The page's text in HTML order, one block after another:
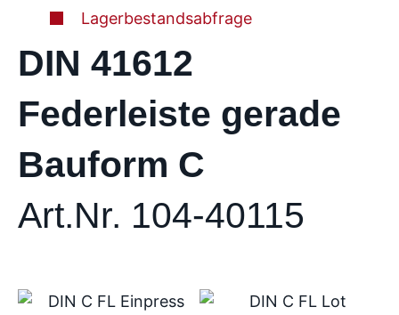
Lagerbestandsabfrage
DIN 41612
Federleiste gerade
Bauform C
Art.Nr. 104-40115